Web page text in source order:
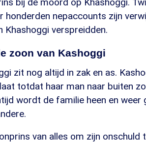
honderden nepaccounts zijn
Khashoggi verspreidden.
zoon van Kashoggi
zit nog altijd in zak en as.
totdat haar man naar buiten
wordt de familie heen en weer
van alles om zijn onschuld